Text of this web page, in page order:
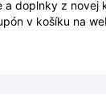
doplnky z novej
v košíku na